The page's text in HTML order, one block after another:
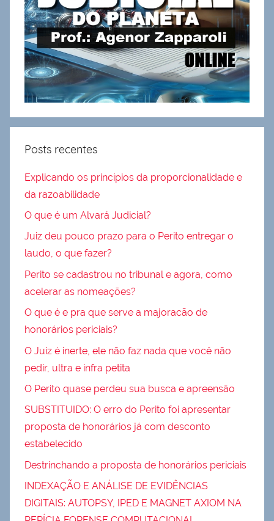
Posts recentes
Explicando os princípios da proporcionalidade e
da razoabilidade
O que é um Alvará Judicial?
Juiz deu pouco prazo para o Perito entregar o
laudo, o que fazer?
Perito se cadastrou no tribunal e agora, como
acelerar as nomeações?
O que é e pra que serve a majoracão de
honorários periciais?
O Juiz é inerte, ele não faz nada que você não
pedir, ultra e infra petita
O Perito quase perdeu sua busca e apreensão
SUBSTITUIDO: O erro do Perito foi apresentar
proposta de honorários já com desconto
estabelecido
Destrinchando a proposta de honorários periciais
INDEXAÇÃO E ANÁLISE DE EVIDÊNCIAS
DIGITAIS: AUTOPSY, IPED E MAGNET AXIOM NA